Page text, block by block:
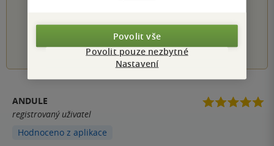
2 3 4 5
ANDULE
registrovaný uživatel
Hodnoceno z aplikace
Povolit vše
Povolit pouze nezbytné
Nastavení